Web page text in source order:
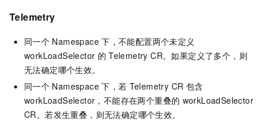
Telemetry
同一个 Namespace 下，不能配置两个未定义
workLoadSelector 的 Telemetry CR。如果定义了多个，则
无法确定哪个生效。
同一个 Namespace 下，若 Telemetry CR 包含
workLoadSelector，不能存在两个重叠的 workLoadSelector
CR。若发生重叠，则无法确定哪个生效。